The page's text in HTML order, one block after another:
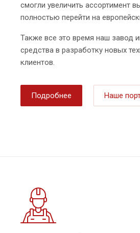
смогли увеличить ассортимент
полностью перейти на
Также все это время наш завод
средства в разработку новых
клиентов.
Подробнее Наше